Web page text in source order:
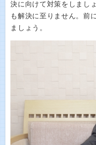
決に向けて対策をしまし
も解決に至りません。前
ましょう。